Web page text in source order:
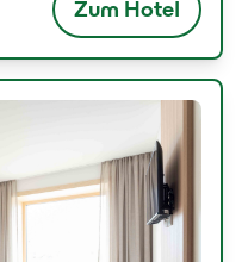
Zum Hotel